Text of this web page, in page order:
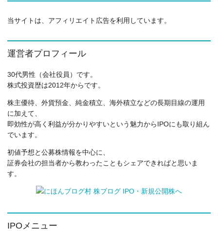
当サイトは、アフィリエイト広告を利用しています。
運営者プロフィール
30代男性（会社役員）です。
株式投資歴は2012年からです。
株主優待、外貨預金、純金積立、海外積立などの長期目線の運用
に加えて、
即効性が高く利益が分かりやすいという魅力からIPOにも取り組ん
でいます。
初値予想と公募株情報を中心に、
証券会社の担当者から教わったこともシェアできればと思いま
す。
IPOメニュー